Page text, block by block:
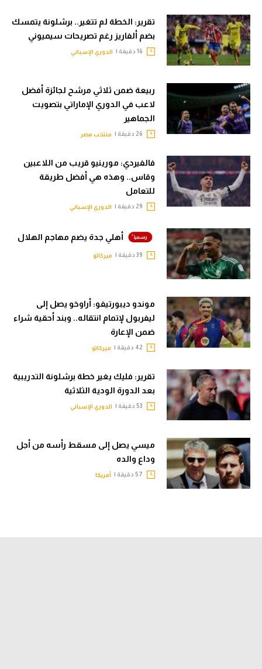
تقرير: الخطة لم تتغير.. برشلونة يتمسك
بضم ألفاريز رغم تصريحات سيميوني
الدوري الإسباني
ربيعة ضمن ثلاثي مرشح لجائزة أفضل
لاعب في الدوري الإماراتي بتصويت
الجماهير
منتخب مصر
فالفيردي: مورينيو قريب من اللاعبين
وقاس.. وهذه هي أفضل طريقة
للتعامل
الدوري الإسباني
أهلي جدة يضم مهاجم الهلال
ميركاتو
موندو ديبورتيفو: أراوخو يصل إلى
ليفربول لإتمام انتقاله.. وبند أحقية شراء
ضمن الإعارة
ميركاتو
تقرير: فليك يغير خطة برشلونة التدريبية
بعد الدورة الودية الثلاثية
الدوري الإسباني
ميسي يصل إلى مسقط رأسه من أجل
وداع والده
أمريكا